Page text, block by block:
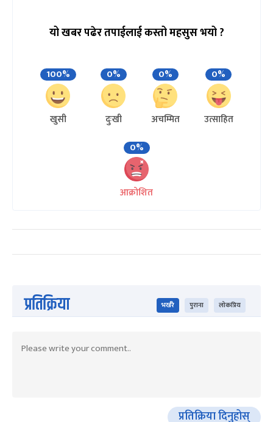
यो खबर पढेर तपाईलाई कस्तो महसुस भयो ?
100%
खुसी
0%
दुःखी
0%
अचम्मित
0%
उत्साहित
0%
आक्रोशित
प्रतिक्रिया भर्खरै पुराना लोकप्रिय
प्रतिक्रिया दिनुहोस्